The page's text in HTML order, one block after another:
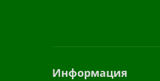
Информация